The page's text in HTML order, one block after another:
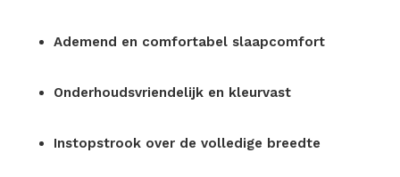
Ademend en comfortabel slaapcomfort
Onderhoudsvriendelijk en kleurvast
Instopstrook over de volledige breedte